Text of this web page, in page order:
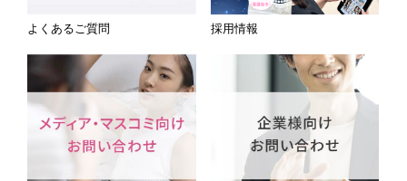
よくあるご質問 採用情報